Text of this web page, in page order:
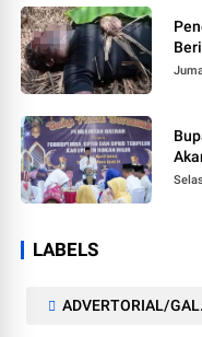
LABELS
ADVERTORIAL/GALERI